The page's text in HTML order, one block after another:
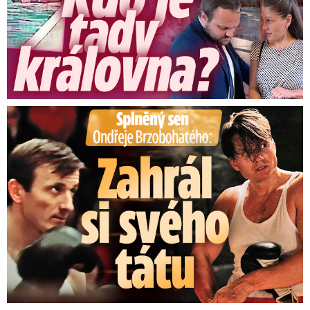
Mrazy začátkem týdne nepoleví
Předpověď počítá dál s mrazy a poklesy
teploty až k minus 18 stupňům. V platnosti je
nadále také výstraha,ta platí do dnešního
dopoledne.
Výstraha platí podle Českého
hydrometeorologického ústavu pro Olomoucký,
Zlínský a Moravskoslezský kraj.„Doporučuje se
chránit se teplým oblečením ve více vrstvách,
teplou obuví, rukavicemi a pokrývkou hlavy.
Malé děti, starší a nemocní občané by neměli
Splněný sen Ondřeje Brzobohatého: Zahrál si svého tátu